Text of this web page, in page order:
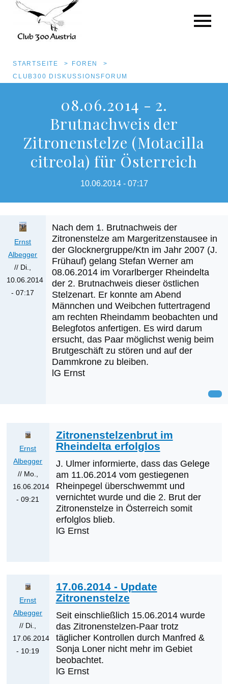
Direkt
Pfadnavigation
STARTSEITE
FOREN
CLUB300 DISKUSSIONSFORUM
08.06.2014 - 2.
Brutnachweis der
Zitronenstelze (Motacilla
citreola) für Österreich
10.06.2014 - 07:17
Ernst
Albegger
// Di.,
10.06.2014
- 07:17
Nach dem 1. Brutnachweis der
Zitronenstelze am Margeritzenstausee in
der Glocknergruppe/Ktn im Jahr 2007 (J.
Frühauf) gelang Stefan Werner am
08.06.2014 im Vorarlberger Rheindelta
der 2. Brutnachweis dieser östlichen
Stelzenart. Er konnte am Abend
Männchen und Weibchen futtertragend
am rechten Rheindamm beobachten und
Belegfotos anfertigen. Es wird darum
ersucht, das Paar möglichst wenig beim
Brutgeschäft zu stören und auf der
Dammkrone zu bleiben.
lG Ernst
Ernst
Albegger
// Mo.,
16.06.2014
- 09:21
Erstnachweise
sein?
von
Klaus
Cerjak
Zitronenstelzenbrut im
Rheindelta erfolglos
J. Ulmer informierte, dass das Gelege
am 11.06.2014 vom gestiegenen
Rheinpegel überschwemmt und
vernichtet wurde und die 2. Brut der
Zitronenstelze in Österreich somit
erfolglos blieb.
lG Ernst
Ernst
Albegger
// Di.,
17.06.2014
- 10:19
17.06.2014 - Update
Zitronenstelze
Seit einschließlich 15.06.2014 wurde
das Zitronenstelzen-Paar trotz
täglicher Kontrollen durch Manfred &
Sonja Loner nicht mehr im Gebiet
beobachtet.
lG Ernst